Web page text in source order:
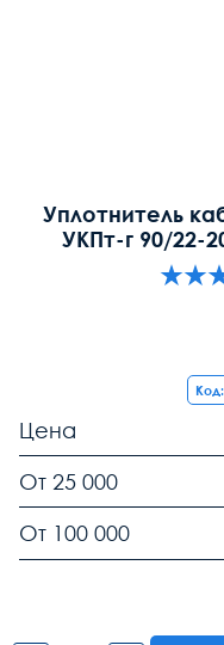
Уплотнитель
УКПт-г 90/22-
Цена
От 25 000
От 100 000